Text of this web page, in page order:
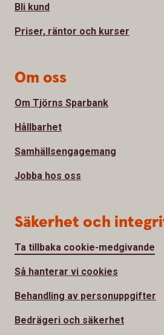
Bli kund
Priser, räntor och kurser
Om oss
Om Tjörns Sparbank
Hållbarhet
Samhällsengagemang
Jobba hos oss
Säkerhet och
Ta tillbaka cookie-medgivande
Så hanterar vi cookies
Behandling av personuppgifter
Bedrägeri och säkerhet